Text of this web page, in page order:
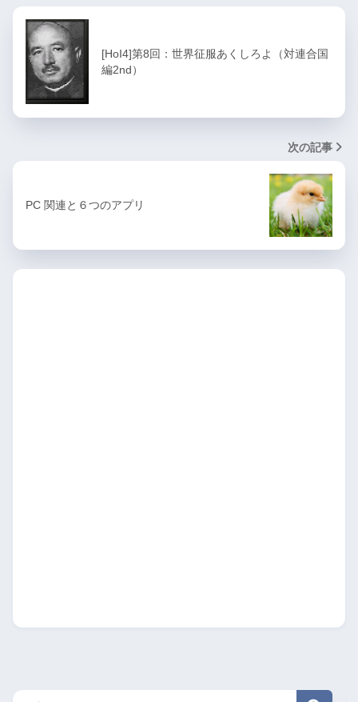
[HoI4]第8回：世界征服あくしろよ（対連合国
編2nd）
次の記事
PC 関連と６つのアプリ